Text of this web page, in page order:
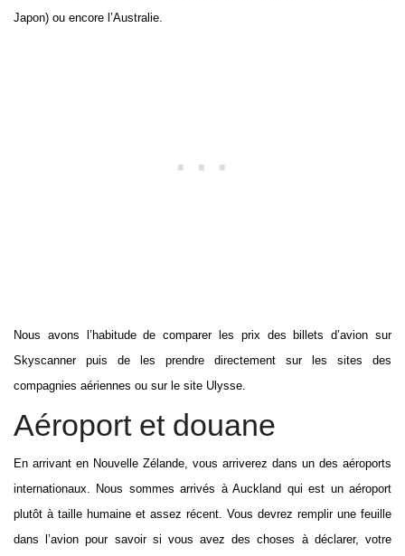
Japon) ou encore l’Australie.
Nous avons l’habitude de comparer les prix des billets d’avion sur
Skyscanner puis de les prendre directement sur les sites des
compagnies aériennes ou sur le site Ulysse.
Aéroport et douane
En arrivant en Nouvelle Zélande, vous arriverez dans un des aéroports
internationaux. Nous sommes arrivés à Auckland qui est un aéroport
plutôt à taille humaine et assez récent. Vous devrez remplir une feuille
dans l’avion pour savoir si vous avez des choses à déclarer, votre